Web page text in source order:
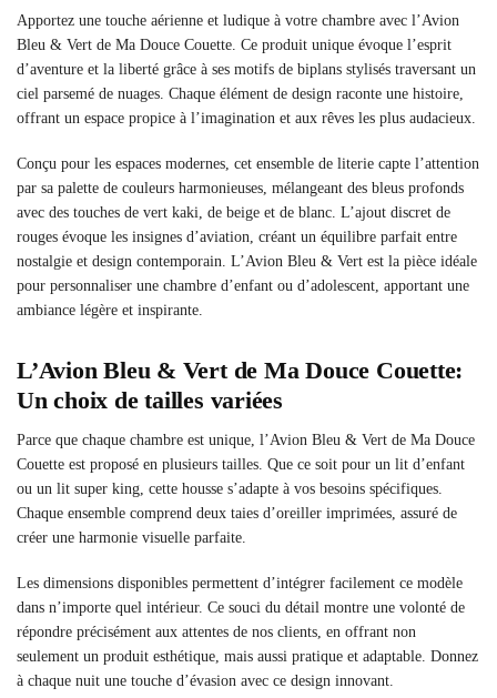
Apportez une touche aérienne et ludique à votre chambre avec l’Avion
Bleu & Vert de Ma Douce Couette. Ce produit unique évoque l’esprit
d’aventure et la liberté grâce à ses motifs de biplans stylisés traversant un
ciel parsemé de nuages. Chaque élément de design raconte une histoire,
offrant un espace propice à l’imagination et aux rêves les plus audacieux.
Conçu pour les espaces modernes, cet ensemble de literie capte l’attention
par sa palette de couleurs harmonieuses, mélangeant des bleus profonds
avec des touches de vert kaki, de beige et de blanc. L’ajout discret de
rouges évoque les insignes d’aviation, créant un équilibre parfait entre
nostalgie et design contemporain. L’Avion Bleu & Vert est la pièce idéale
pour personnaliser une chambre d’enfant ou d’adolescent, apportant une
ambiance légère et inspirante.
L’Avion Bleu & Vert de Ma Douce Couette:
Un choix de tailles variées
Parce que chaque chambre est unique, l’Avion Bleu & Vert de Ma Douce
Couette est proposé en plusieurs tailles. Que ce soit pour un lit d’enfant
ou un lit super king, cette housse s’adapte à vos besoins spécifiques.
Chaque ensemble comprend deux taies d’oreiller imprimées, assuré de
créer une harmonie visuelle parfaite.
Les dimensions disponibles permettent d’intégrer facilement ce modèle
dans n’importe quel intérieur. Ce souci du détail montre une volonté de
répondre précisément aux attentes de nos clients, en offrant non
seulement un produit esthétique, mais aussi pratique et adaptable. Donnez
à chaque nuit une touche d’évasion avec ce design innovant.